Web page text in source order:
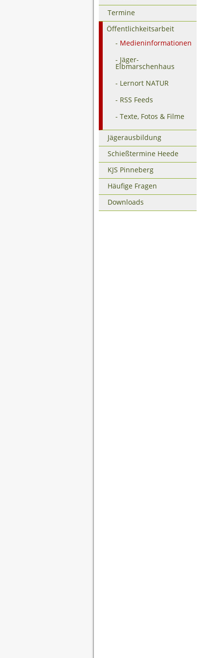
Termine
Öffentlichkeitsarbeit
Medieninformationen
Jäger-
Elbmarschenhaus
Lernort NATUR
RSS Feeds
Texte, Fotos & Filme
Jägerausbildung
Schießtermine Heede
KJS Pinneberg
Häufige Fragen
Downloads